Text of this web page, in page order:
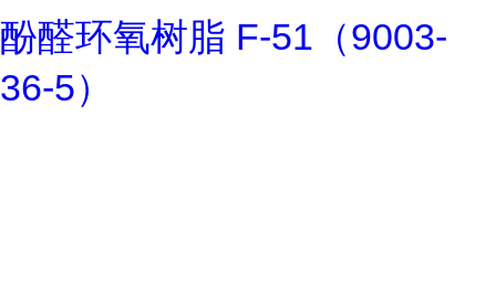
酚醛环氧树脂 F-51（9003-
36-5）